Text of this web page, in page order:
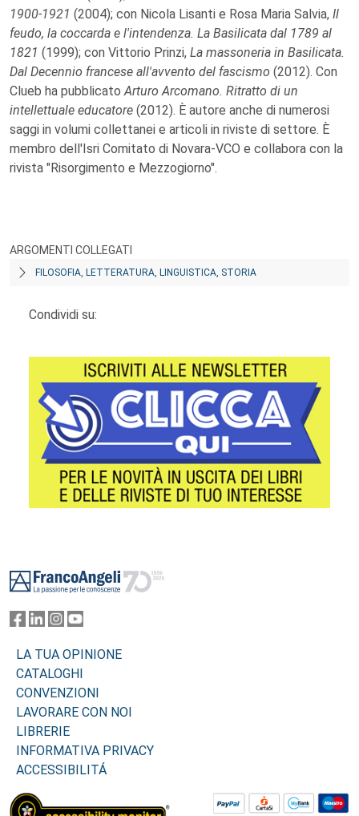
1900-1921 (2004); con Nicola Lisanti e Rosa Maria Salvia, Il
feudo, la coccarda e l'intendenza. La Basilicata dal 1789 al
1821 (1999); con Vittorio Prinzi, La massoneria in Basilicata.
Dal Decennio francese all'avvento del fascismo (2012). Con
Clueb ha pubblicatoArturo Arcomano. Ritratto di un
intellettuale educatore (2012). È autore anche di numerosi
saggi in volumi collettanei e articoli in riviste di settore. È
membro dell'Isri Comitato di Novara-VCO e collabora con la
rivista "Risorgimento e Mezzogiorno".
ARGOMENTI COLLEGATI
FILOSOFIA, LETTERATURA, LINGUISTICA, STORIA
Condividi su:
LA TUA OPINIONE
CATALOGHI
CONVENZIONI
LAVORARE CON NOI
LIBRERIE
INFORMATIVA PRIVACY
ACCESSIBILITÁ